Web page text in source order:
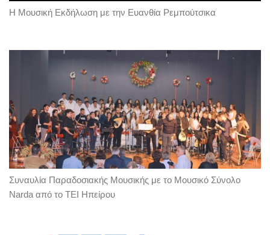
Η Μουσική Εκδήλωση με την Ευανθία Ρεμπούτσικα
Συναυλία Παραδοσιακής Μουσικής με το Μουσικό Σύνολο
Narda από το ΤΕΙ Ηπείρου